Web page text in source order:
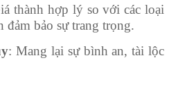
thành hợp lý so với các loại
đảm bảo sự trang trọng.
: Mang lại sự bình an, tài lộc